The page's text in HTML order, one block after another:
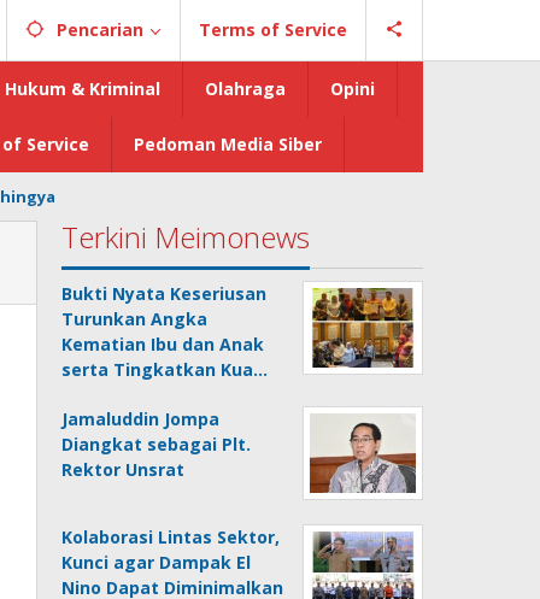
Pencarian Terms of Service
Hukum & Kriminal Olahraga Opini
Service Pedoman Media Siber
Terkini Meimonews
Bukti Nyata Keseriusan
Turunkan Angka
Kematian Ibu dan Anak
serta Tingkatkan Kua…
Jamaluddin Jompa
Diangkat sebagai Plt.
Rektor Unsrat
Kolaborasi Lintas Sektor,
Kunci agar Dampak El
Nino Dapat Diminimalkan